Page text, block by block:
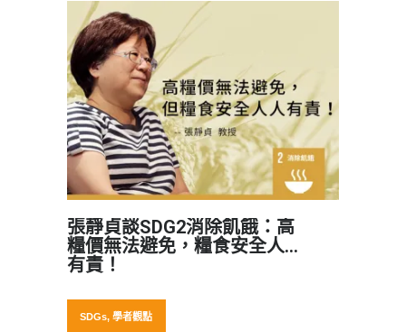
張靜貞談SDG2消除飢餓：高
糧價無法避免，糧食安全人人
有責！
SDGs, 學者觀點